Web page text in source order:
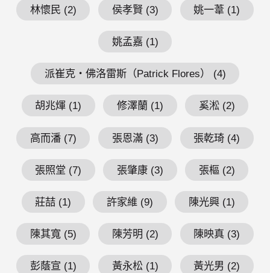
林懷民 (2) 侯孝賢 (3) 姚一葦 (1)
姚孟嘉 (1)
派崔克・佛洛雷斯（Patrick Flores） (4)
胡兆煇 (1) 修澤蘭 (1) 奚淞 (2)
高而潘 (7) 張恩滿 (3) 張乾琦 (4)
張照堂 (7) 張肇康 (3) 張樞 (2)
莊喆 (1) 許家維 (9) 陳光興 (1)
陳其寬 (5) 陳芳明 (2) 陳映真 (3)
彭蔭宣 (1) 黃永松 (1) 黃光男 (2)